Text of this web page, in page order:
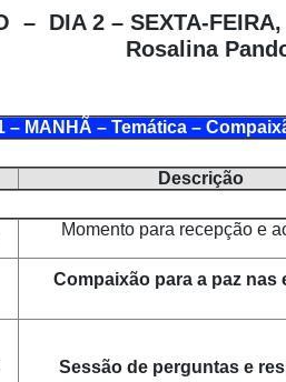
– DIA 2 – SEXTA-
Rosalina
– MANHÃ – Temática –
Descrição
Momento para recepção e
Compaixão para a paz nas
Sessão de perguntas e